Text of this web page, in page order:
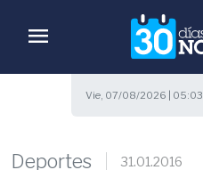
menu
Vie, 07/08/2026 | 05:03
Deportes 31.01.2016